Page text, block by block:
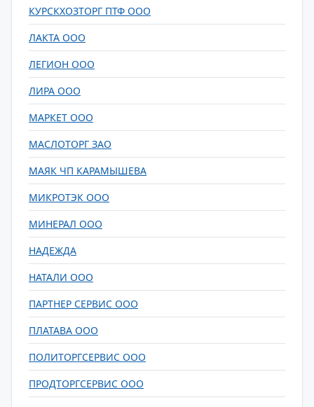
КУРСКХОЗТОРГ ПТФ ООО
ЛАКТА ООО
ЛЕГИОН ООО
ЛИРА ООО
МАРКЕТ ООО
МАСЛОТОРГ ЗАО
МАЯК ЧП КАРАМЫШЕВА
МИКРОТЭК ООО
МИНЕРАЛ ООО
НАДЕЖДА
НАТАЛИ ООО
ПАРТНЕР СЕРВИС ООО
ПЛАТАВА ООО
ПОЛИТОРГСЕРВИС ООО
ПРОДТОРГСЕРВИС ООО